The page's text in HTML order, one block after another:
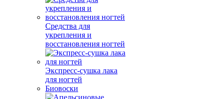
Средства для
укрепления и
восстановления ногтей
Экспресс-сушка лака
для ногтей
Биовоски